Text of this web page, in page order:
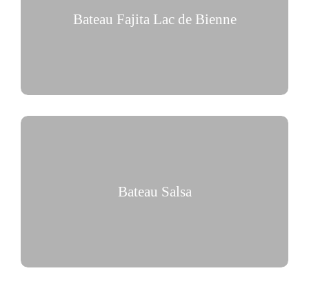
Bateau Fajita Lac de Bienne
Bateau Salsa